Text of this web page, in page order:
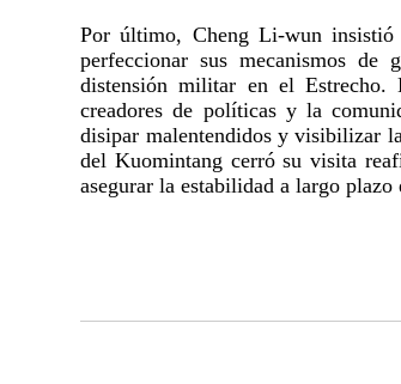
Por último, Cheng Li-wun
perfeccionar sus mecanismos
distensión militar en el Estrecho.
creadores de políticas y la
disipar malentendidos y visibilizar
del Kuomintang cerró su visita
asegurar la estabilidad a largo